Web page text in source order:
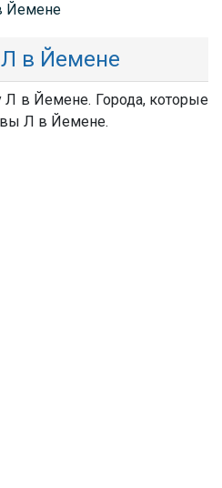
Йемене
Л в Йемене
Л в Йемене. Города, которые
Л в Йемене.